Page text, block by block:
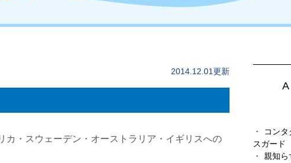
2014.12.01更新
カ・スウェーデン・オーストラリア・イギリスへの
コン
スガード
親知ら